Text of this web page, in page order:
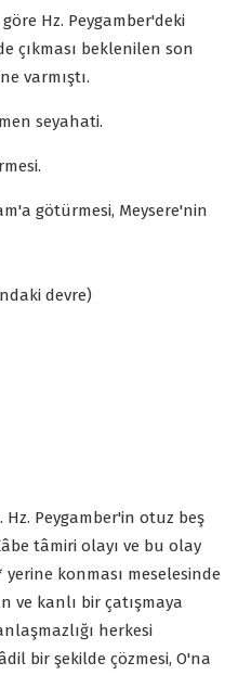
Hz. Peygamber'deki
çıkması beklenilen son
varmıştı.
seyahati.
götürmesi, Meysere'nin
devre)
Hz. Peygamber'in otuz beş
tâmiri olayı ve bu olay
konması meselesinde
ve kanlı bir çatışmaya
herkesi
bir şekilde çözmesi, O'na